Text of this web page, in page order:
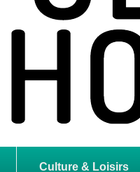
Culture & Loisirs